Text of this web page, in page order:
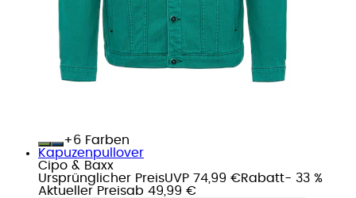
+
Farben
Kapuzenpullover
Cipo & Baxx
Ursprünglicher PreisUVP 74,99 €Rabatt- 33 %
Aktueller Preisab 49,99 €